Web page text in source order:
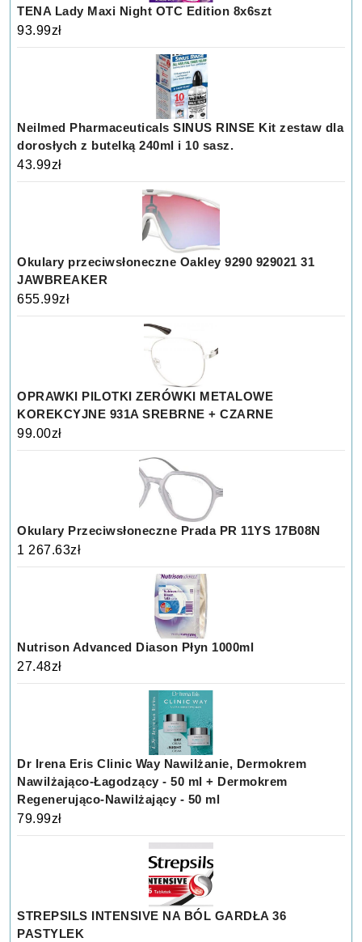
TENA Lady Maxi Night OTC Edition 8x6szt
93.99zł
Neilmed Pharmaceuticals SINUS RINSE Kit zestaw dla
dorosłych z butelką 240ml i 10 sasz.
43.99zł
Okulary przeciwsłoneczne Oakley 9290 929021 31
JAWBREAKER
655.99zł
OPRAWKI PILOTKI ZERÓWKI METALOWE
KOREKCYJNE 931A SREBRNE + CZARNE
99.00zł
Okulary Przeciwsłoneczne Prada PR 11YS 17B08N
1 267.63zł
Nutrison Advanced Diason Płyn 1000ml
27.48zł
Dr Irena Eris Clinic Way Nawilżanie, Dermokrem
Nawilżająco-Łagodzący - 50 ml + Dermokrem
Regenerująco-Nawilżający - 50 ml
79.99zł
STREPSILS INTENSIVE NA BÓL GARDŁA 36
PASTYLEK